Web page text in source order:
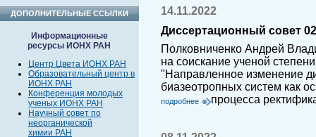
ДОПОЛНИТЕЛЬНЫЕ ССЫЛКИ
Информационные
ресурсы ИОНХ РАН
Центр Цвета ИОНХ РАН
Образовательный центр в
ИОНХ РАН
Конференция молодых
ученых ИОНХ РАН
Научный совет по
неорганической
химии РАН
14.11.2022
Диссертационный совет
Полковниченко Андрей
на соискание ученой
"Направленное изменение
биазеотропных систем как
процесса
подробнее